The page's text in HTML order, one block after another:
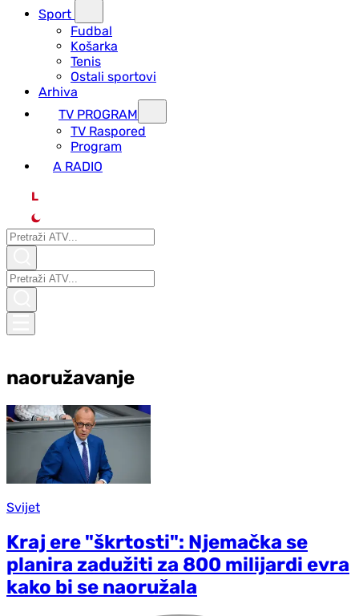
Sport
Fudbal
Košarka
Tenis
Ostali sportovi
Arhiva
TV PROGRAM
ТV Raspored
Program
A RADIO
L
naoružavanje
Svijet
Kraj ere "škrtosti": Njemačka se
planira zadužiti za 800 milijardi evra
kako bi se naoružala